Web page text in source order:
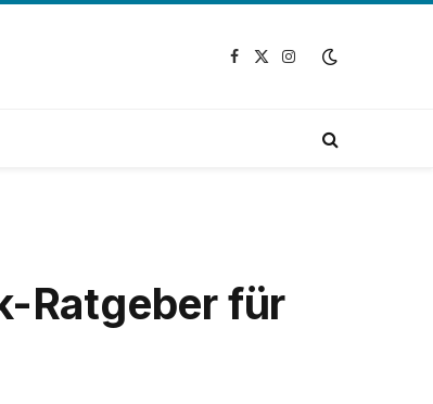
Facebook
X
Instagram
Ratgeber für